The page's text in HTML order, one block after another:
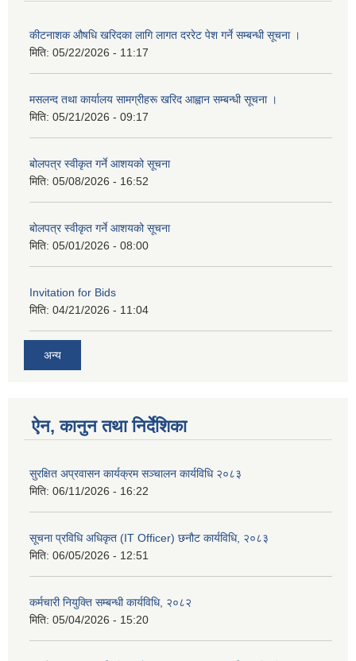
कीटनाशक औषधि खरिदका लागि लागत दररेट पेश गर्ने सम्बन्धी सूचना ।
मिति: 05/22/2026 - 11:17
मसलन्द तथा कार्यालय सामग्रीहरू खरिद आह्वान सम्बन्धी सूचना ।
मिति: 05/21/2026 - 09:17
बोलपत्र स्वीकृत गर्ने आशयको सूचना
मिति: 05/08/2026 - 16:52
बोलपत्र स्वीकृत गर्ने आशयको सूचना
मिति: 05/01/2026 - 08:00
Invitation for Bids
मिति: 04/21/2026 - 11:04
अन्य
ऐन, कानुन तथा निर्देशिका
सुरक्षित अप्रवासन कार्यक्रम सञ्चालन कार्यविधि २०८३
मिति: 06/11/2026 - 16:22
सूचना प्रविधि अधिकृत (IT Officer) छनौट कार्यविधि, २०८३
मिति: 06/05/2026 - 12:51
कर्मचारी नियुक्ति सम्बन्धी कार्यविधि, २०८२
मिति: 05/04/2026 - 15:20